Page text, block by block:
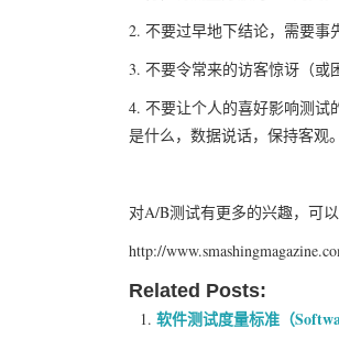
2. 不要过早地下结论，需要事
3. 不要令常来的访客惊讶（或
4. 不要让个人的喜好影响测试
是什么，数据说话，保持客观。
对A/B测试有更多的兴趣，可
http://
Related Posts:
软件测试度量标准（